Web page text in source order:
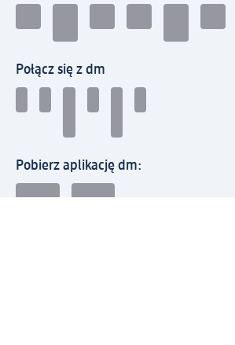
Połącz się z dm
Pobierz aplikację dm: